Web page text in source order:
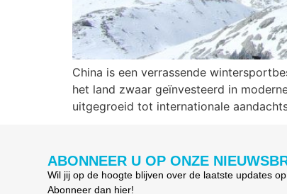
China is een verrassende
het land zwaar geïnvesteerd in
uitgegroeid tot internationale
ABONNEER U OP ONZE
Wil jij op de hoogte blijven over de laatste updates
Abonneer dan hier!